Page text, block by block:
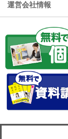
運営会社情報